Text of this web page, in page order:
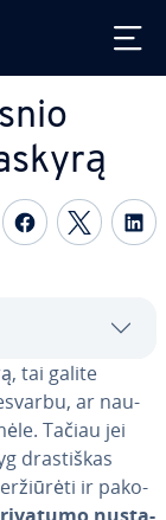
Share on
tai galite
ar nau­
Tačiau jei
dras­tiš­kas
ir pa­ko­